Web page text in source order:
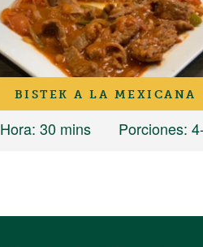
BISTEK A LA MEXICANA
Hora: 30 mins Porciones: